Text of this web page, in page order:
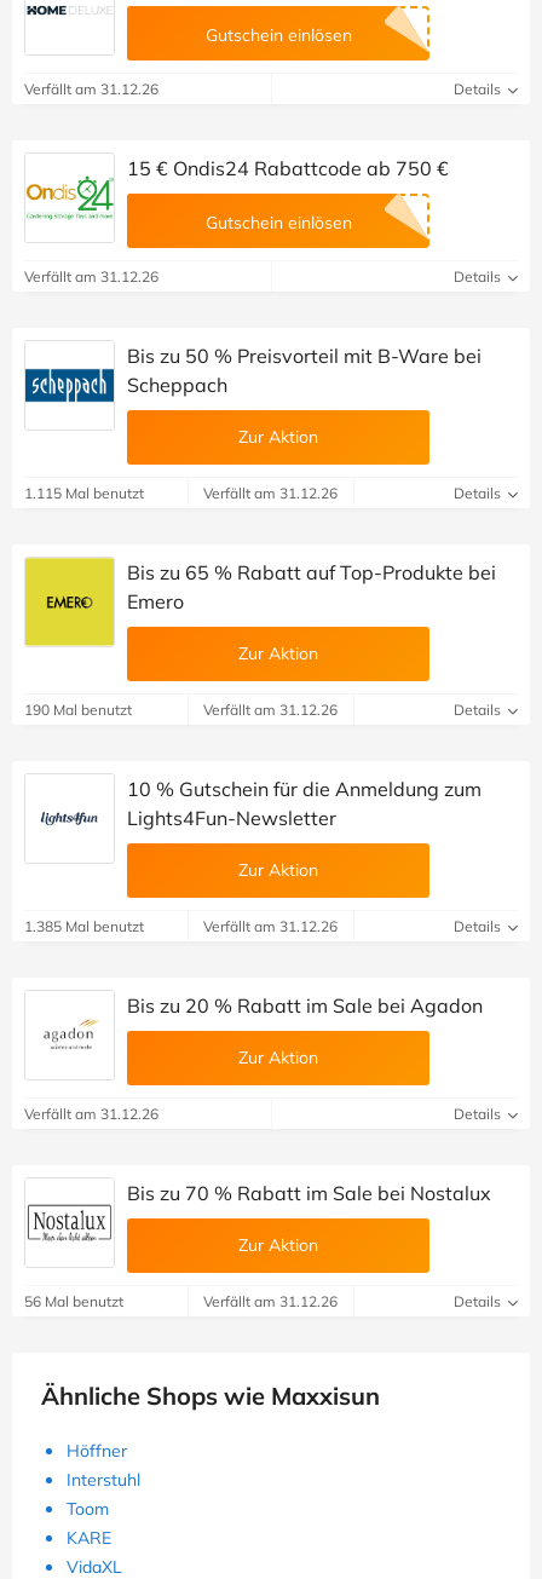
Gutschein einlösen
Verfällt am 31.12.26 Details
15 € Ondis24 Rabattcode ab 750 €
Gutschein einlösen
Verfällt am 31.12.26 Details
Bis zu 50 % Preisvorteil mit B-Ware bei
Scheppach
Zur Aktion
1.115 Mal benutzt Verfällt am 31.12.26 Details
Bis zu 65 % Rabatt auf Top-Produkte bei
Emero
Zur Aktion
190 Mal benutzt Verfällt am 31.12.26 Details
10 % Gutschein für die Anmeldung zum
Lights4Fun-Newsletter
Zur Aktion
1.385 Mal benutzt Verfällt am 31.12.26 Details
Bis zu 20 % Rabatt im Sale bei Agadon
Zur Aktion
Verfällt am 31.12.26 Details
Bis zu 70 % Rabatt im Sale bei Nostalux
Zur Aktion
56 Mal benutzt Verfällt am 31.12.26 Details
Ähnliche Shops wie Maxxisun
Höffner
Interstuhl
Toom
KARE
VidaXL